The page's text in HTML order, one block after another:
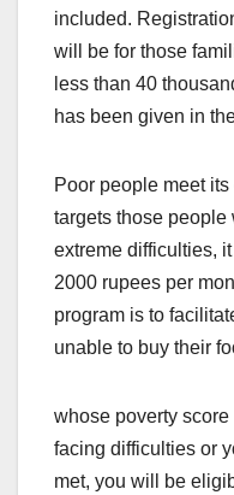
included.
will be for those
less than 40
has been given in
Poor people meet
targets those people
extreme difficulties,
2000 rupees per
program is to
unable to buy their
whose poverty
facing difficulties or
met, you will be